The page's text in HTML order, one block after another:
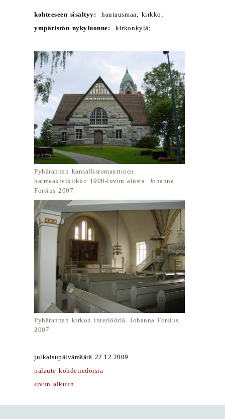
kohteeseen sisältyy: hautausmaa; kirkko;
ympäristön nykyluonne: kirkonkylä;
Pyhärannan kansallisromanttinen
harmaakivikirkko 1900-luvun alusta. Johanna
Forsius 2007.
Pyhärannan kirkon interiööriä. Johanna Forsius
2007.
julkaisupäivämäärä 22.12.2009
palaute kohdetiedoista
sivun alkuun